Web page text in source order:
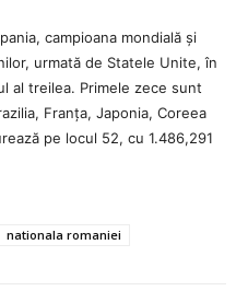
campioana mondială și
urmată de Statele Unite, în
al treilea. Primele zece sunt
Franța, Japonia, Coreea
pe locul 52, cu 1.486,291
nationala romaniei